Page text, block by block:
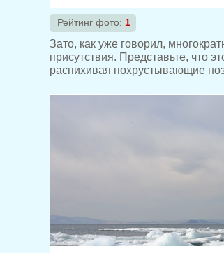
Рейтинг фото: 1
Зато, как уже говорил,
присутствия. Представьте, что
распихивая похрустывающие